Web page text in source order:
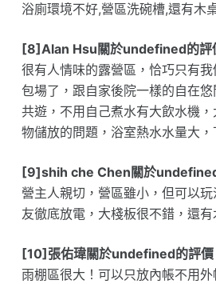
浴廁環境不好,營區洗碗槽,還有木
[8]Alan Hsu關於undefined的評
很有人情味的露營區，恰巧只有
包場了，跟自家後院一樣的自在
共遊，不用自己煮水有大飲水機
物儲放的問題，浴室熱水水量大
[9]shih che Chen關於undefined
營主人親切，營區雖小，但可以
友徹底放電，大棧板很不錯，還有
[10]張佑瑋關於undefined的評價
雨棚區很大！可以只放內帳不用